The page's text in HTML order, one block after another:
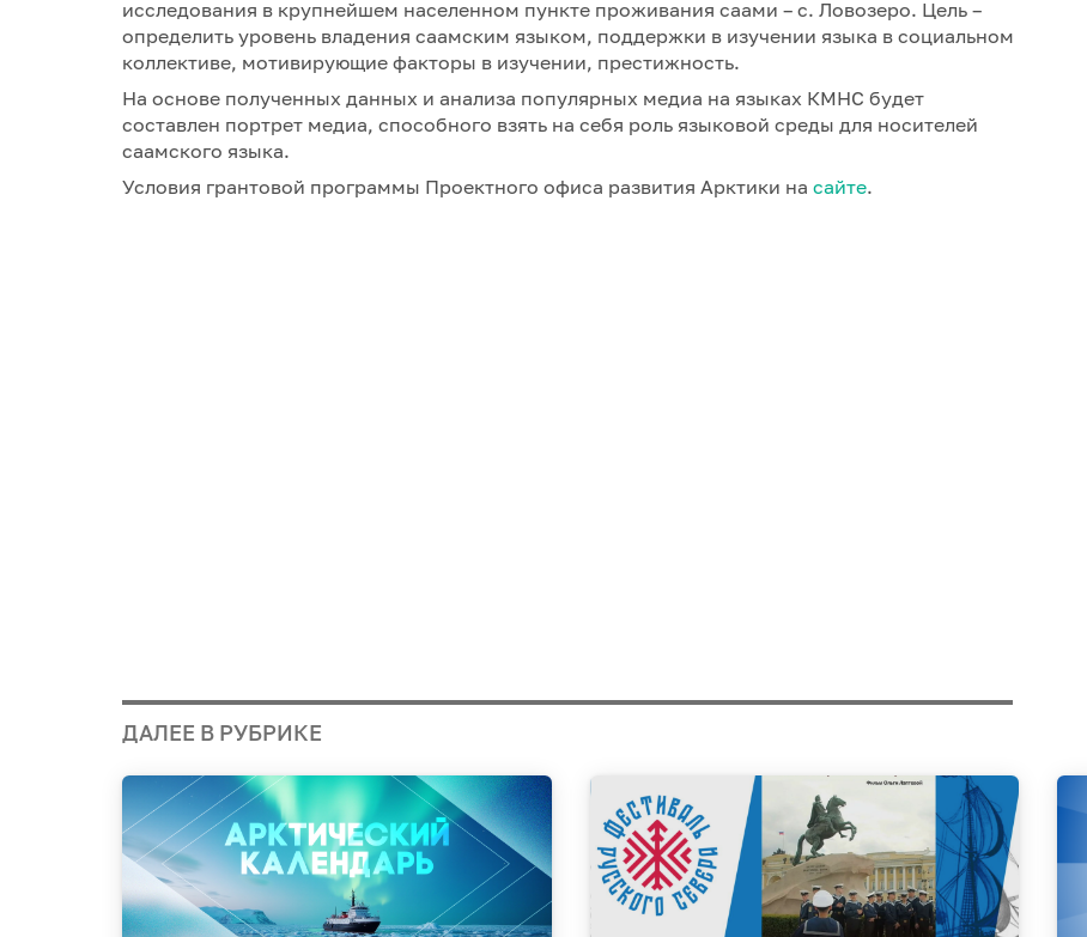
исследования в крупнейшем населенном пункте проживания саами – с. Ловозеро. Цель –
определить уровень владения саамским языком, поддержки в изучении языка в социальном
коллективе, мотивирующие факторы в изучении, престижность.
На основе полученных данных и анализа популярных медиа на языках КМНС будет
составлен портрет медиа, способного взять на себя роль языковой среды для носителей
саамского языка.
Условия грантовой программы Проектного офиса развития Арктики на сайте.
ДАЛЕЕ В РУБРИКЕ